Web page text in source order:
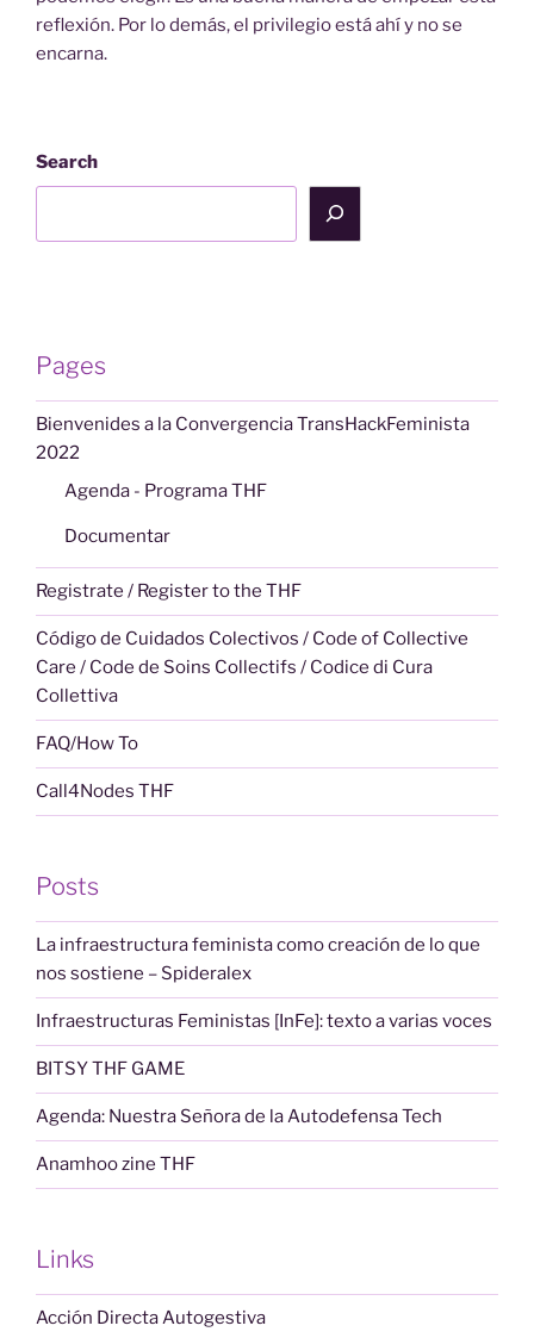
reflexión. Por lo demás, el privilegio está ahí y no se
encarna.
Search
Pages
Bienvenides a la Convergencia TransHackFeminista
2022
Agenda - Programa THF
Documentar
Registrate / Register to the THF
Código de Cuidados Colectivos / Code of Collective
Care / Code de Soins Collectifs / Codice di Cura
Collettiva
FAQ/How To
Call4Nodes THF
Posts
La infraestructura feminista como creación de lo que
nos sostiene – Spideralex
Infraestructuras Feministas [InFe]: texto a varias voces
BITSY THF GAME
Agenda: Nuestra Señora de la Autodefensa Tech
Anamhoo zine THF
Links
Acción Directa Autogestiva